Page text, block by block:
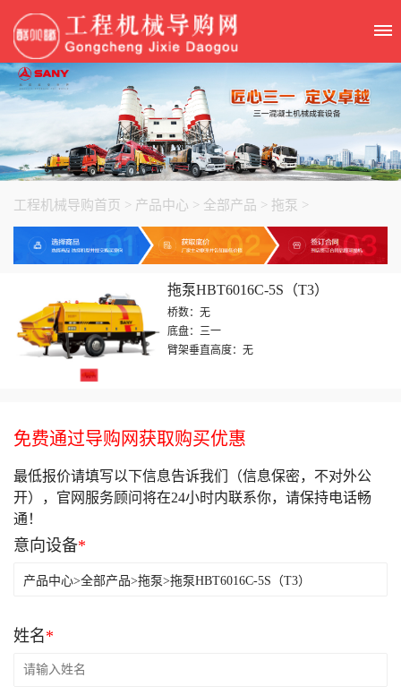
工程机械导购首页 > 产品中心 > 全部产品 > 拖泵 >
拖泵HBT6016C-5S（T3）
桥数：无
底盘：三一
臂架垂直高度：无
免费通过导购网获取购买优惠
最低报价请填写以下信息告诉我们（信息保密，不对外公
开），官网服务顾问将在24小时内联系你，请保持电话畅
通！
意向设备*
姓名*